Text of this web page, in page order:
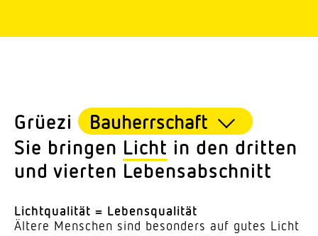
Grüezi
Sie bringen Licht in den dritten
und vierten Lebensabschnitt
Licht­qua­lität = Lebensqualität
Ältere Menschen sind besonders auf gutes Licht